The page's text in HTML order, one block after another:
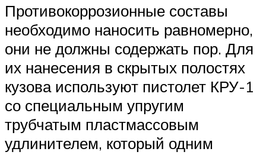
Противокоррозионные составы
необходимо наносить равномерно,
они не должны содержать пор. Для
их нанесения в скрытых полостях
кузова используют пистолет КРУ-1
со специальным упругим
трубчатым пластмассовым
удлинителем, который одним